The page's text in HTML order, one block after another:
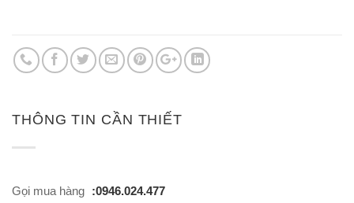
THÔNG TIN CẦN THIẾT
Gọi mua hàng :0946.024.477